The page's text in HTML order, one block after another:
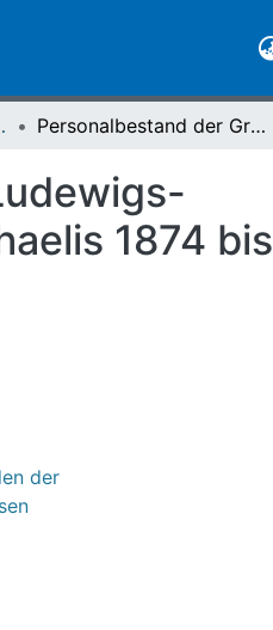
Universität zu Giessen Personalbestand der Großherzoglich Hessischen Ludewigs-Universität zu Giessen : Winter-Semester von Michaelis 1874 bis Ostern 1875
1874 bis
der